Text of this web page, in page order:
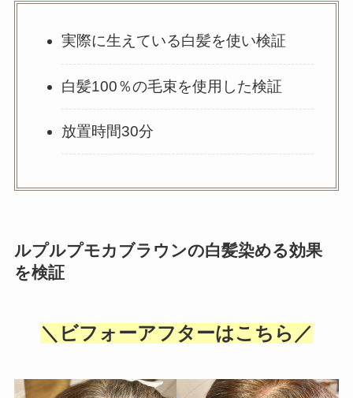
実際に生えている白髪を使い検証
白髪100％の毛束を使用した検証
放置時間30分
ルプルプモカブラウンの白髪染める効果
を検証
＼ビフォーアフターはこちら／